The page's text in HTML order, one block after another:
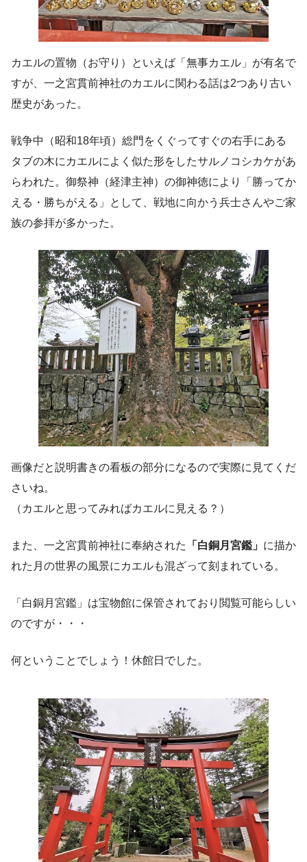
カエルの置物（お守り）といえば「無事カエル」が有名で
すが、一之宮貫前神社のカエルに関わる話は2つあり古い
歴史があった。
戦争中（昭和18年頃）総門をくぐってすぐの右手にある
タブの木にカエルによく似た形をしたサルノコシカケがあ
らわれた。御祭神（経津主神）の御神徳により「勝ってか
える・勝ちがえる」として、戦地に向かう兵士さんやご家
族の参拝が多かった。
画像だと説明書きの看板の部分になるので実際に見てくだ
さいね。
（カエルと思ってみればカエルに見える？）
また、一之宮貫前神社に奉納された 「白銅月宮鑑」 に描か
れた月の世界の風景にカエルも混ざって刻まれている。
「白銅月宮鑑」は宝物館に保管されており閲覧可能らしい
のですが・・・
何ということでしょう！休館日でした。